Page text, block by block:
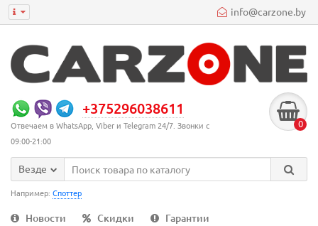
info@carzone.by
+375296038611
Отвечаем в WhatsApp, Viber и Telegram 24/7. Звонки с
09:00-21:00
0
Везде
Например: Споттер
Новости Скидки
Гарантии